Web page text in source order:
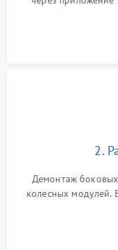
аккумулятора и
Оценка работы
2.
Демонтаж
колесных модулей.
очистка
скопившейся